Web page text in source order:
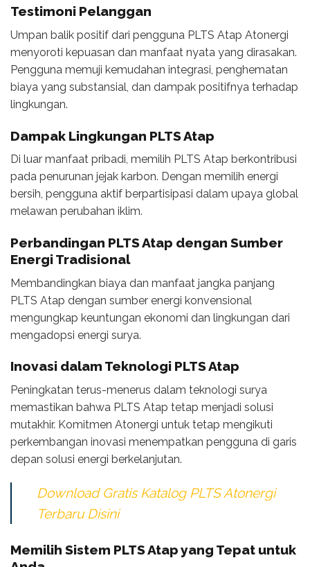
Testimoni Pelanggan
Umpan balik positif dari pengguna PLTS Atap Atonergi
menyoroti kepuasan dan manfaat nyata yang dirasakan.
Pengguna memuji kemudahan integrasi, penghematan
biaya yang substansial, dan dampak positifnya terhadap
lingkungan.
Dampak Lingkungan PLTS Atap
Di luar manfaat pribadi, memilih PLTS Atap berkontribusi
pada penurunan jejak karbon. Dengan memilih energi
bersih, pengguna aktif berpartisipasi dalam upaya global
melawan perubahan iklim.
Perbandingan PLTS Atap dengan Sumber
Energi Tradisional
Membandingkan biaya dan manfaat jangka panjang
PLTS Atap dengan sumber energi konvensional
mengungkap keuntungan ekonomi dan lingkungan dari
mengadopsi energi surya.
Inovasi dalam Teknologi PLTS Atap
Peningkatan terus-menerus dalam teknologi surya
memastikan bahwa PLTS Atap tetap menjadi solusi
mutakhir. Komitmen Atonergi untuk tetap mengikuti
perkembangan inovasi menempatkan pengguna di garis
depan solusi energi berkelanjutan.
Download Gratis Katalog PLTS Atonergi
Terbaru Disini
Memilih Sistem PLTS Atap yang Tepat untuk